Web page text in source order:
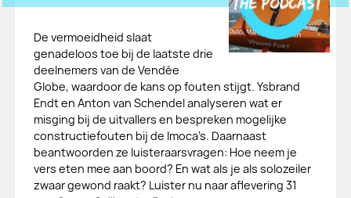
De vermoeidheid slaat
genadeloos toe bij de laatste drie
deelnemers van de Vendée
Globe, waardoor de kans op fouten stijgt. Ysbrand
Endt en Anton van Schendel analyseren wat er
misging bij de uitvallers en bespreken mogelijke
constructiefouten bij de Imoca’s. Daarnaast
beantwoorden ze luisteraarsvragen: Hoe neem je
vers eten mee aan boord? En wat als je als solozeiler
zwaar gewond raakt? Luister nu naar aflevering 31